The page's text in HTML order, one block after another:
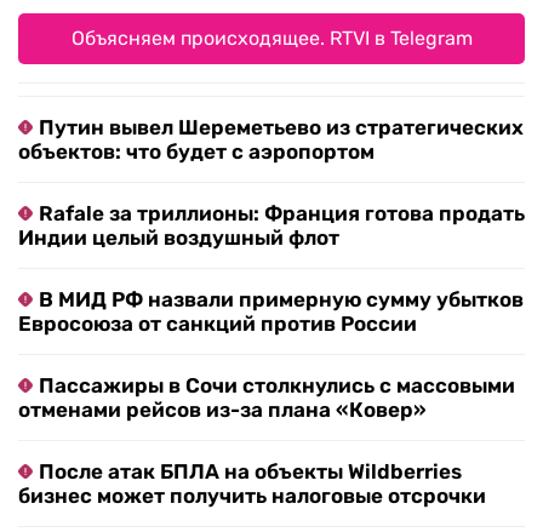
Объясняем происходящее. RTVI в Telegram
Путин вывел Шереметьево из стратегических
объектов: что будет с аэропортом
Rafale за триллионы: Франция готова продать
Индии целый воздушный флот
В МИД РФ назвали примерную сумму убытков
Евросоюза от санкций против России
Пассажиры в Сочи столкнулись с массовыми
отменами рейсов из-за плана «Ковер»
После атак БПЛА на объекты Wildberries
бизнес может получить налоговые отсрочки